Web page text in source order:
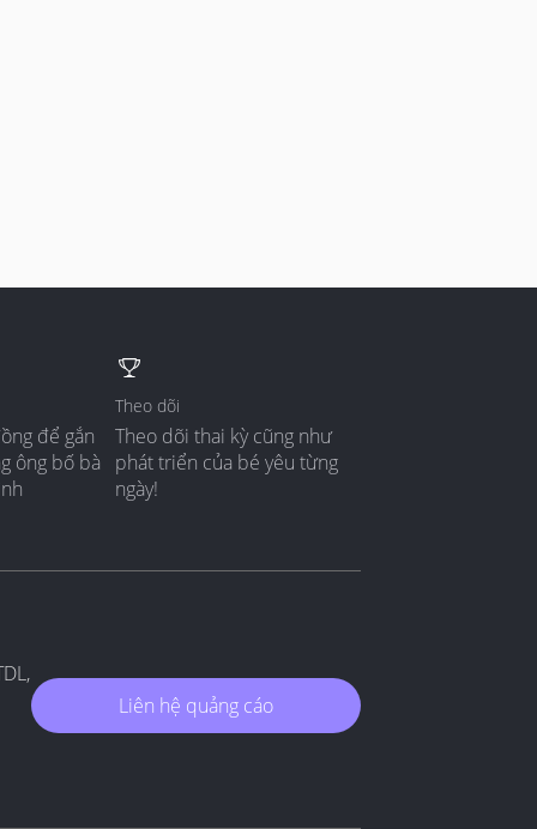
để gắn
ông bố bà
Theo dõi
Theo dõi thai kỳ cũng như
phát triển của bé yêu từng
ngày!
Liên hệ quảng cáo